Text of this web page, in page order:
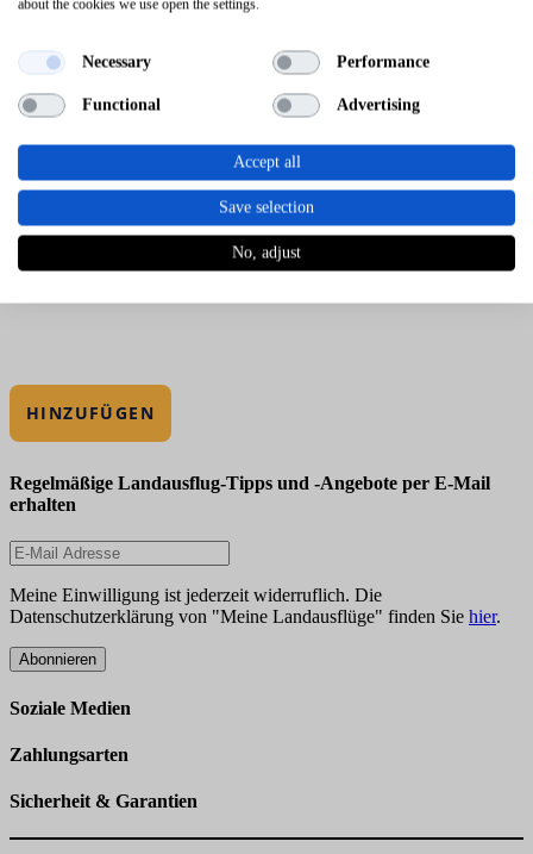
HINZUFÜGEN
Regelmäßige Landausflug-Tipps und -Angebote per E-Mail
erhalten
Meine Einwilligung ist jederzeit widerruflich. Die
Datenschutzerklärung von "Meine Landausflüge" finden Sie hier.
Abonnieren
Soziale Medien
Zahlungsarten
Sicherheit & Garantien
about the cookies we use open the settings.
Necessary Performance
Functional Advertising
Accept all
Save selection
No, adjust